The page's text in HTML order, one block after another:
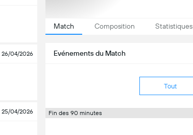
26/04/2026
25/04/2026
Match Composition Statistiques
Evénements du Match
Tout
Fin des 90 minutes